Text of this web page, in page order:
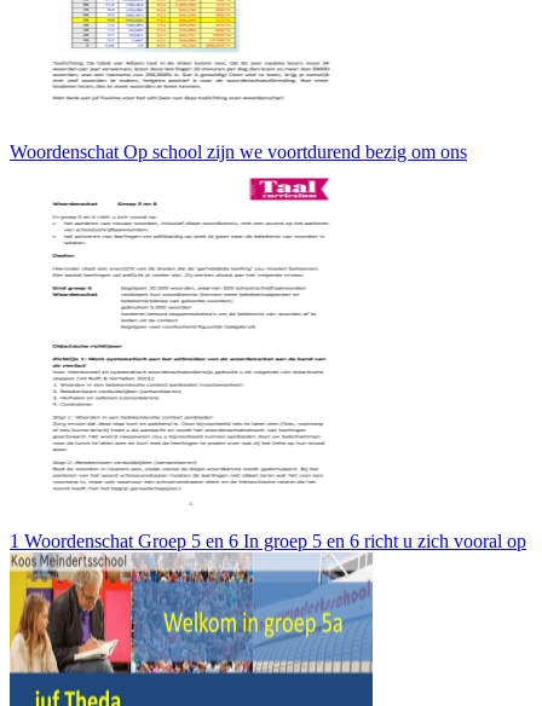
Woordenschat Op school zijn we voortdurend bezig om ons
1 Woordenschat Groep 5 en 6 In groep 5 en 6 richt u zich vooral op